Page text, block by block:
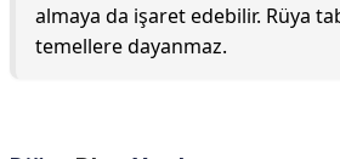
almaya da işaret edebilir. Rüya
temellere dayanmaz.